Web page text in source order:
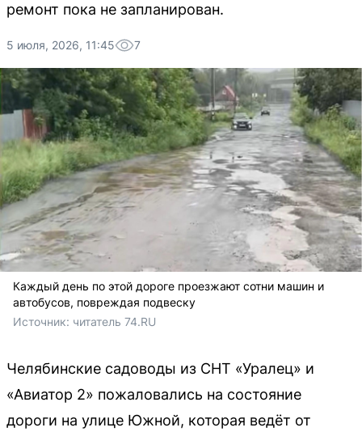
ремонт пока не запланирован.
5 июля, 2026, 11:45 7
Каждый день по этой дороге проезжают сотни машин и
автобусов, повреждая подвеску
Источник: читатель 74.RU
Челябинские садоводы из СНТ «Уралец» и
«Авиатор 2» пожаловались на состояние
дороги на улице Южной, которая ведёт от